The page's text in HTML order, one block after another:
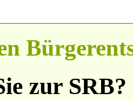
zur